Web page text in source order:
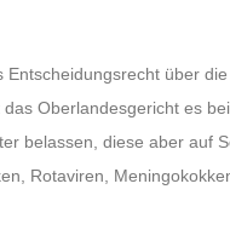
Entscheidungsrecht über
Oberlandesgericht es
belassen, diese aber auf
Rotaviren,